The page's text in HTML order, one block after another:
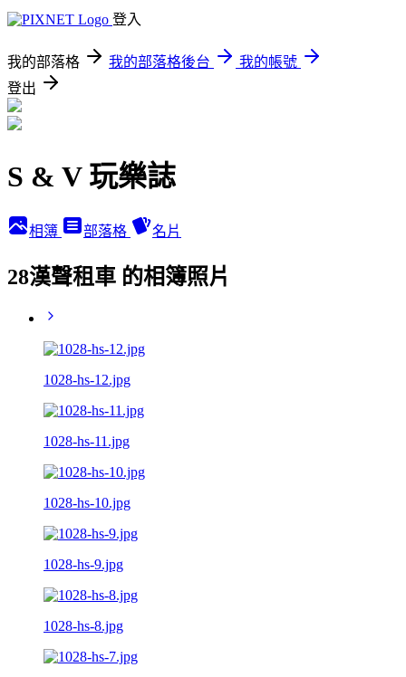
登入
我的部落格 我的部落格後台
我的帳號
登出
S & V 玩樂誌
相簿 部落格 名片
28漢聲租車 的相簿照片
1028-hs-12.jpg
1028-hs-11.jpg
1028-hs-10.jpg
1028-hs-9.jpg
1028-hs-8.jpg